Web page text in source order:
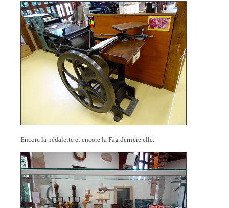
Encore la pédalette et encore la Fag derrière elle.